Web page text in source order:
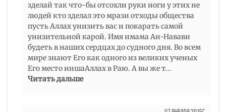
зделай так что-бы отсохли руки ноги у этих не
людей кто зделал это мрази отходы общества
пусть Аллах унизить вас и покарать самой
унизительной карой. Имя имама Ан-Навави
будеть в наших сердцах до судного дня. Во всем
мире знают Его как одного из великих ученых
Его место иншаАллах в Раю. А вы же т...
Читать дальше